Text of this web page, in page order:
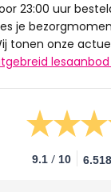
23:00 uur
je
tonen onze
lesaanbod
9.1 / 10